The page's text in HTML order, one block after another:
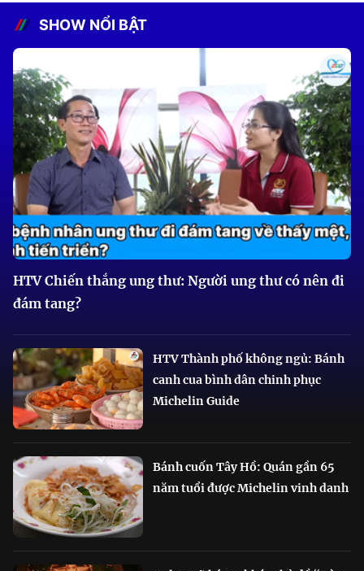
SHOW NỔI BẬT
HTV Chiến thắng ung thư: Người ung thư có nên đi
đám tang?
HTV Thành phố không ngủ: Bánh
canh cua bình dân chinh phục
Michelin Guide
Bánh cuốn Tây Hồ: Quán gần 65
năm tuổi được Michelin vinh danh